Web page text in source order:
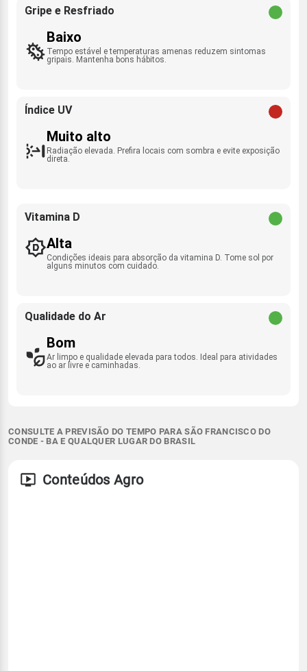
Gripe e Resfriado
Baixo
Tempo estável e temperaturas amenas reduzem sintomas
gripais. Mantenha bons hábitos.
Índice UV
Muito alto
Radiação elevada. Prefira locais com sombra e evite exposição
direta.
Vitamina D
Alta
Condições ideais para absorção da vitamina D. Tome sol por
alguns minutos com cuidado.
Qualidade do Ar
Bom
Ar limpo e qualidade elevada para todos. Ideal para atividades
ao ar livre e caminhadas.
CONSULTE A PREVISÃO DO TEMPO PARA SÃO FRANCISCO DO
CONDE - BA E QUALQUER LUGAR DO BRASIL
Conteúdos Agro